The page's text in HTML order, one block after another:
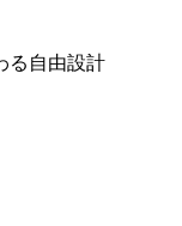
る自由設計